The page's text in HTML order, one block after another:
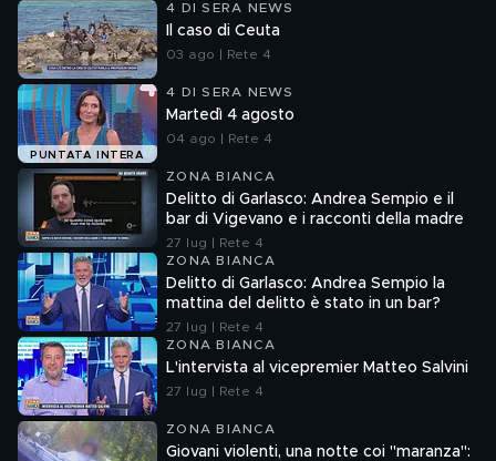
4 DI SERA NEWS
Il caso di Ceuta
03 ago | Rete 4
PUNTATA INTERA
4 DI SERA NEWS
Martedì 4 agosto
04 ago | Rete 4
ZONA BIANCA
Delitto di Garlasco: Andrea Sempio e il
bar di Vigevano e i racconti della madre
27 lug | Rete 4
ZONA BIANCA
Delitto di Garlasco: Andrea Sempio la
mattina del delitto è stato in un bar?
27 lug | Rete 4
ZONA BIANCA
L'intervista al vicepremier Matteo Salvini
27 lug | Rete 4
ZONA BIANCA
Giovani violenti, una notte coi "maranza":